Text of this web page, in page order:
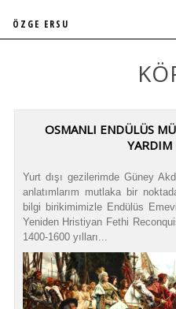
OSMANLI ENDÜLÜS
YARDIM
Yurt dışı gezilerimde Güney
anlatımlarım mutlaka bir
bilgi birikimimizle Endülüs
Yeniden Hristiyan Fethi
1400-1600 yılları...
ÖZGE ERSU